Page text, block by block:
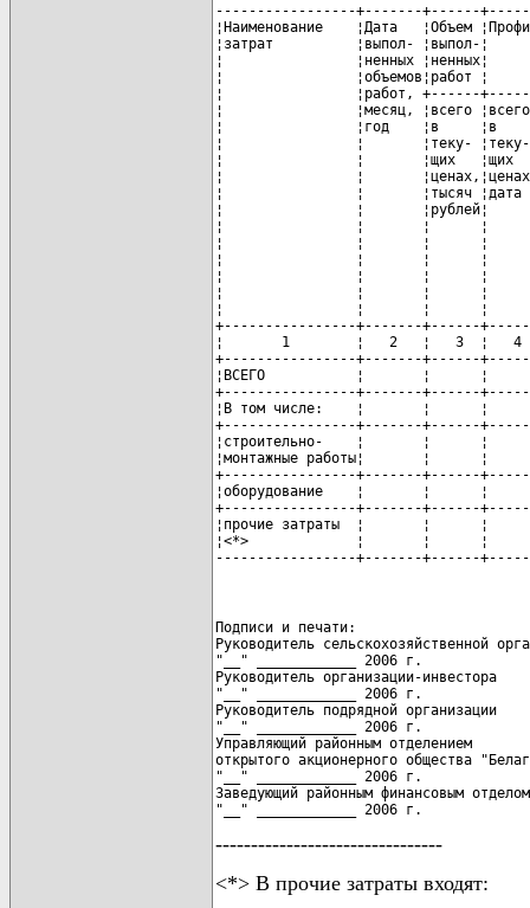
-----------------+-------+------
¦Наименование    ¦Дата   ¦Объем
¦затрат          ¦выпол-
¦                ¦ненных
¦
¦                ¦работ, +------
¦                ¦месяц, ¦всего
¦                ¦год    ¦в     ¦в
¦                ¦       ¦теку-
¦                ¦       ¦щих   ¦щих
¦                ¦
¦                ¦       ¦тысяч ¦дата
¦                ¦       ¦рублей¦
¦                ¦       ¦      ¦
¦                ¦       ¦      ¦
¦                ¦       ¦      ¦
¦                ¦       ¦      ¦
¦                ¦       ¦      ¦
¦                ¦       ¦      ¦
+----------------+-------+------
¦       1        ¦   2   ¦   3  ¦   4
+----------------+-------+------
¦ВСЕГО           ¦       ¦      ¦
+----------------+-------+------
¦В том числе:    ¦       ¦
+----------------+-------+------
¦строительно-    ¦       ¦
¦монтажные работы¦       ¦
+----------------+-------+------
¦оборудование    ¦       ¦
+----------------+-------+------
¦прочие затраты  ¦       ¦
¦<*>             ¦       ¦      ¦
-----------------+-------+------
Подписи и печати:
Руководитель сельскохозяйственной
"__" ____________ 2006 г.
Руководитель организации-инвестора
"__" ____________ 2006 г.
Руководитель подрядной организации
"__" ____________ 2006 г.
Управляющий районным отделением
открытого акционерного общества
"__" ____________ 2006 г.
Заведующий районным финансовым отделом
"__" ____________ 2006 г.
--------------------------------
<*> В прочие затраты входят: